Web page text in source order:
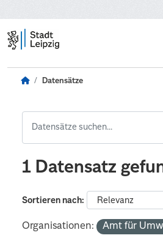
Datensätze
1 Datensatz
Sortieren nach
Organisationen: Amt für